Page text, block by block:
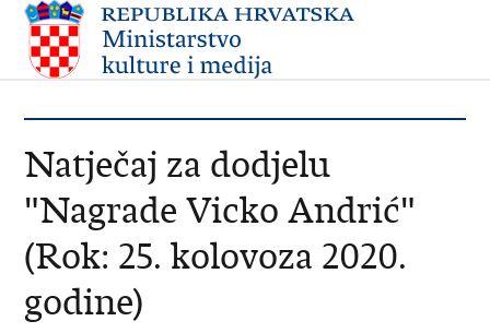
Natječaj za dodjelu
"Nagrade Vicko Andrić"
(Rok: 25. kolovoza 2020.
godine)